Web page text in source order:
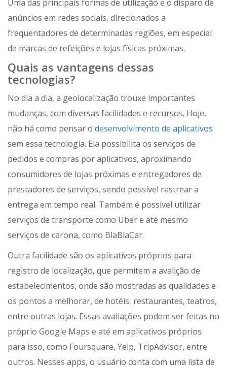
Uma das principais formas de utilização e o disparo de
anúncios em redes sociais, direcionados a
frequentadores de determinadas regiões, em especial
de marcas de refeições e lojas físicas próximas.
Quais as vantagens dessas
tecnologias?
No dia a dia, a geolocalização trouxe importantes
mudanças, com diversas facilidades e recursos. Hoje,
não há como pensar o desenvolvimento de aplicativos
sem essa tecnologia. Ela possibilita os serviços de
pedidos e compras por aplicativos, aproximando
consumidores de lojas próximas e entregadores de
prestadores de serviços, sendo possível rastrear a
entrega em tempo real. Também é possível utilizar
serviços de transporte como Uber e até mesmo
serviços de carona, como BlaBlaCar.
Outra facilidade são os aplicativos próprios para
registro de localização, que permitem a avalição de
estabelecimentos, onde são mostradas as qualidades e
os pontos a melhorar, de hotéis, restaurantes, teatros,
entre outras lojas. Essas avaliações podem ser feitas no
próprio Google Maps e até em aplicativos próprios
para isso, como Foursquare, Yelp, TripAdvisor, entre
outros. Nesses apps, o usuário conta com uma lista de